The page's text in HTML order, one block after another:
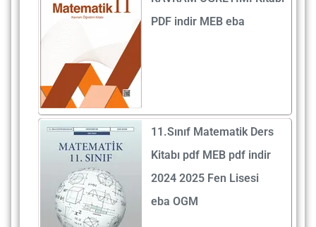
PDF indir MEB eba
11.Sınıf Matematik Ders
Kitabı pdf MEB pdf indir
2024 2025 Fen Lisesi
eba OGM